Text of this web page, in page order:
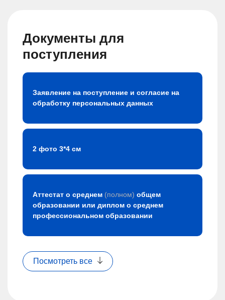
Документы для
поступления
Заявление на поступление и согласие на
обработку персональных данных
2 фото 3*4 см
Аттестат о среднем (полном) общем
образовании или диплом о среднем
профессиональном образовании
Посмотреть все